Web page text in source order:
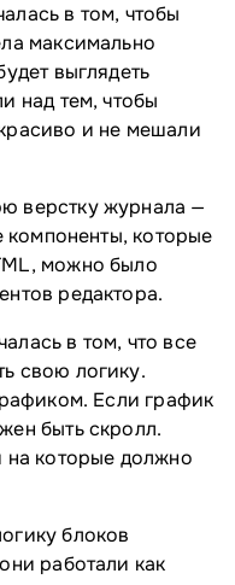
в том, чтобы
максимально
выглядеть
над тем, чтобы
и не мешали
верстку журнала —
компоненты, которые
можно было
редактора.
в том, что все
свою логику.
Если график
быть скролл.
на которые должно
блоков
работали как